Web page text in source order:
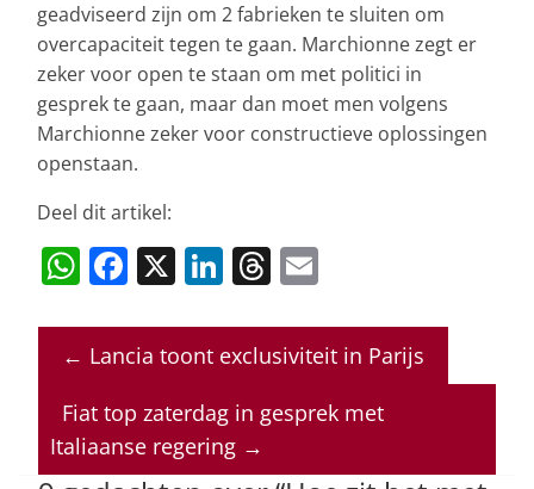
geadviseerd zijn om 2 fabrieken te sluiten om
overcapaciteit tegen te gaan. Marchionne zegt er
zeker voor open te staan om met politici in
gesprek te gaan, maar dan moet men volgens
Marchionne zeker voor constructieve oplossingen
openstaan.
Deel dit artikel:
W
at
s
A
p
F
c
e
b
o
X Li
k
e
dI
n
T
re
a
d
ai
l
← Lancia toont exclusiviteit in Parijs
Fiat top zaterdag in gesprek met
Italiaanse regering →